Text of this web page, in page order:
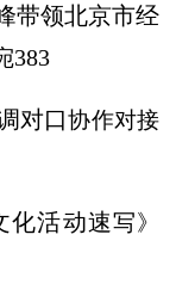
带领北京市经
383
对口协作对接
化活动速写》